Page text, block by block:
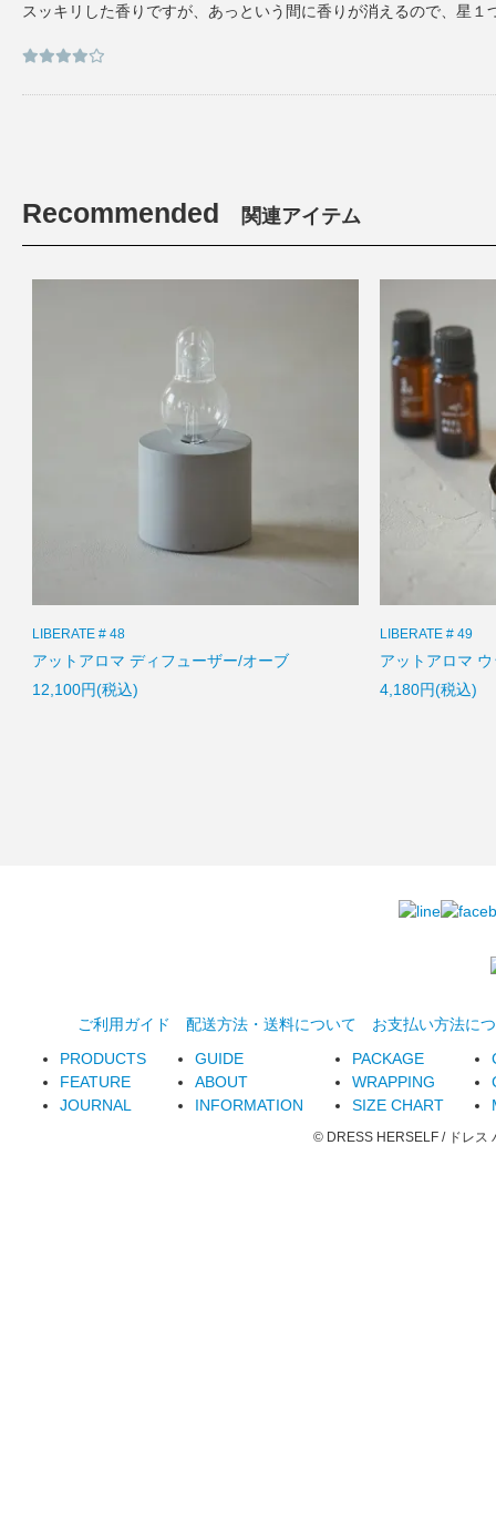
スッキリした香りですが、あっという間に香りが消えるので、星１
Recommended 関連アイテム
LIBERATE # 48
アットアロマ ディフューザー/オーブ
12,100円(税込)
LIBERATE # 49
アットアロマ
4,180円(税込)
ご利用ガイド 配送方法・送料について
お支払い方法に
PRODUCTS
FEATURE
JOURNAL
GUIDE
ABOUT
INFORMATION
PACKAGE
WRAPPING
SIZE CHART
© DRESS HERSELF / ドレス